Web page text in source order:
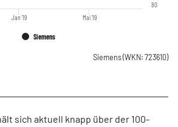
Siemens
Jan '19 Mai '19
80
Siemens(WKN: 723610)
sich aktuell knapp über der 100-